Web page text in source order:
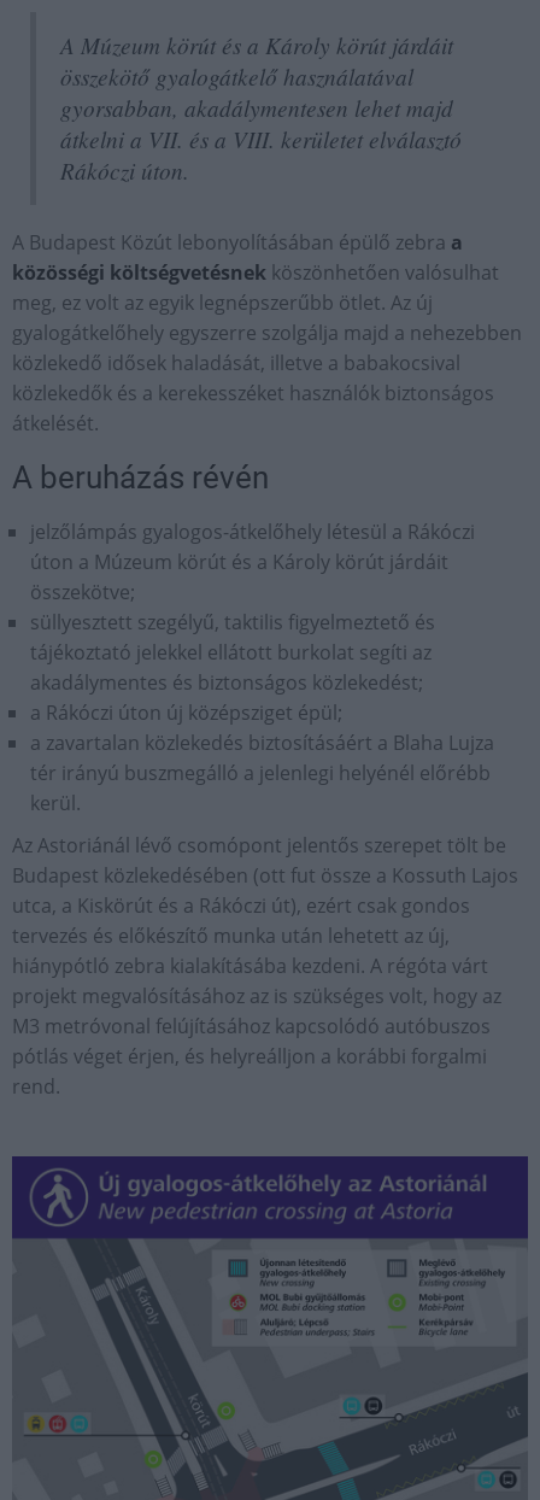
A Múzeum körút és a Károly körút járdáit
összekötő gyalogátkelő használatával
gyorsabban, akadálymentesen lehet majd
átkelni a VII. és a VIII. kerületet elválasztó
Rákóczi úton.
A Budapest Közút lebonyolításában épülő zebra a
közösségi költségvetésnek köszönhetően valósulhat
meg, ez volt az egyik legnépszerűbb ötlet. Az új
gyalogátkelőhely egyszerre szolgálja majd a nehezebben
közlekedő idősek haladását, illetve a babakocsival
közlekedők és a kerekesszéket használók biztonságos
átkelését.
A beruházás révén
jelzőlámpás gyalogos-átkelőhely létesül a Rákóczi
úton a Múzeum körút és a Károly körút járdáit
összekötve;
süllyesztett szegélyű, taktilis figyelmeztető és
tájékoztató jelekkel ellátott burkolat segíti az
akadálymentes és biztonságos közlekedést;
a Rákóczi úton új középsziget épül;
a zavartalan közlekedés biztosításáért a Blaha Lujza
tér irányú buszmegálló a jelenlegi helyénél előrébb
kerül.
Az Astoriánál lévő csomópont jelentős szerepet tölt be
Budapest közlekedésében (ott fut össze a Kossuth Lajos
utca, a Kiskörút és a Rákóczi út), ezért csak gondos
tervezés és előkészítő munka után lehetett az új,
hiánypótló zebra kialakításába kezdeni. A régóta várt
projekt megvalósításához az is szükséges volt, hogy az
M3 metróvonal felújításához kapcsolódó autóbuszos
pótlás véget érjen, és helyreálljon a korábbi forgalmi
rend.